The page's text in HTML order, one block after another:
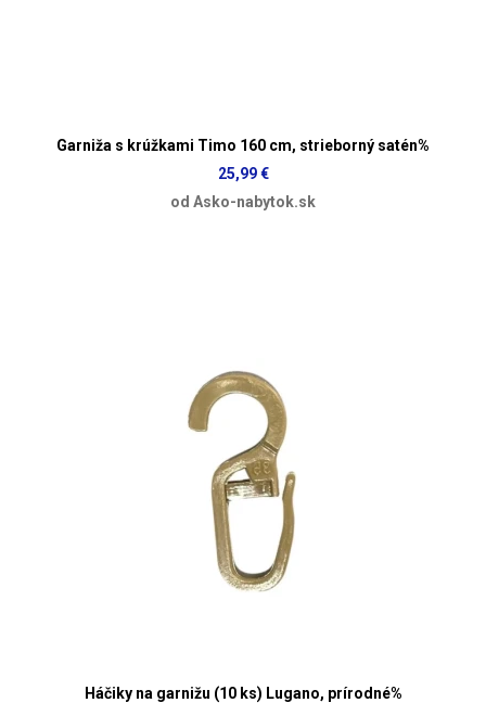
Garniža s krúžkami Timo 160 cm, strieborný satén%
25,99 €
od Asko-nabytok.sk
Háčiky na garnižu (10 ks) Lugano, prírodné%